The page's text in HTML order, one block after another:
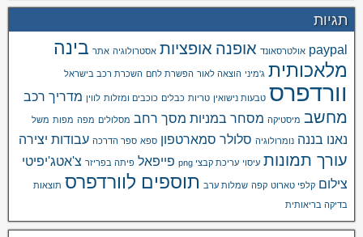
תגיות
paypal אולטרסאונד אופנה אופציות אסטרולוגיה אתר בינה
מלאכותית ג'מיני הוצאה לאור הפשרת לחם השכרת רכב בישראל
וורדפרס טבעות נישואין טריות כבלים כוכבים ומזלות לווין מדריך רכב
מחשב מיסטיקה מסחר במניות מסך רחב מסלולים מפה מפות משל
נאנו בננה נומרולוגיה סלולר סמארטפון ספא ספר הדרכה עבודות יצירה
עורך תמונות עיסוי עריכת קבצי png פייפאל פיתה בפריזר צ'אטג'יפיטי
צילום קלפי טארוט קפה שמלות ערב תוספים לוורדפרס תוצאות
בדיקה בריאותית